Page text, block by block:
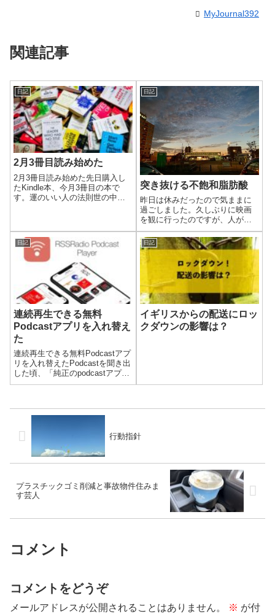
MyJournal392
関連記事
日記
2月3冊目読み始めた
2月3冊目読み始めた先日購入し
たKindle本、今月3冊目の本で
す。運のいい人の法則世の中に
か。誰もが、運の不公平さには
気づいていても、どうしてその
違いが生ま...
日記
突き抜ける不飽和脂肪酸
昨日は休みだったので気ままに
過ごしました。久しぶりに映画
を観に行ったのですが、人が多
いと思ったら祝日だということ
を忘れてました。
日記
連続再生できる無料
Podcastアプリを入れ替え
た
連続再生できる無料Podcastアプ
リを入れ替えたPodcastを聞き出
した頃、「純正のpodcastアプリ
では、最新の100エピソードしか
日記
イギリスからの配送にロッ
クダウンの影響は？
行動指針
プラスチックゴミ削減と事故物件住みま
す芸人
コメント
コメントをどうぞ
メールアドレスが公開されることはありません。 ※ が付